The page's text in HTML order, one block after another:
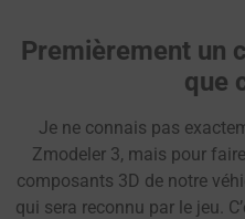
Premièrement un
que
Je ne connais pas
Zmodeler 3, mais pour
composants 3D de notre
qui sera reconnu par le jeu.